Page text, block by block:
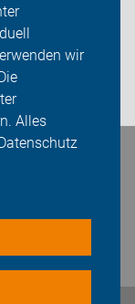
wir
Alles